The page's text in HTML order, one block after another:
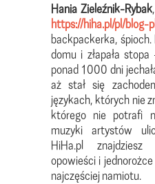
Hania Zieleźnik-Rybak
https://hiha.pl/pl/blog-
backpackerka, śpioch.
domu i złapała
ponad 1000 dni
aż stał się
językach, których nie
którego nie potrafi
muzyki artystów
HiHa.pl znajdziesz
opowieści i
najczęściej namiotu.